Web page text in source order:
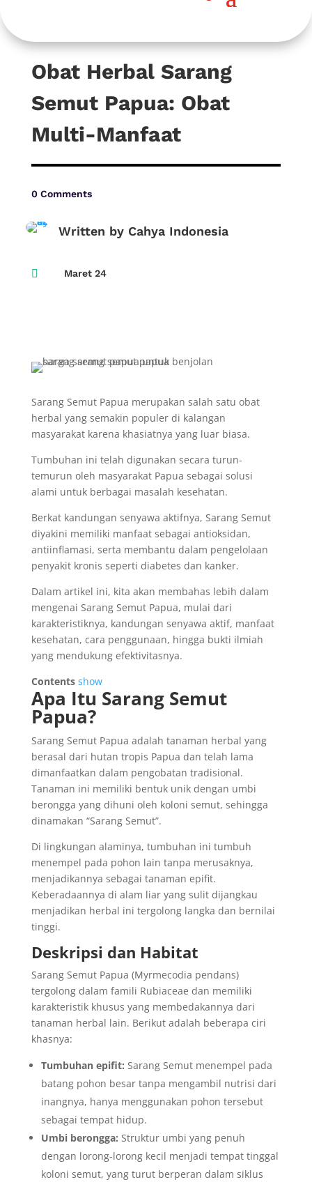
Obat Herbal Sarang
Semut Papua: Obat
Multi-Manfaat
0 Comments
Written by Cahya Indonesia
 Maret 24
Sarang Semut Papua merupakan salah satu obat
herbal yang semakin populer di kalangan
masyarakat karena khasiatnya yang luar biasa.
Tumbuhan ini telah digunakan secara turun-
temurun oleh masyarakat Papua sebagai solusi
alami untuk berbagai masalah kesehatan.
Berkat kandungan senyawa aktifnya, Sarang Semut
diyakini memiliki manfaat sebagai antioksidan,
antiinflamasi, serta membantu dalam pengelolaan
penyakit kronis seperti diabetes dan kanker.
Dalam artikel ini, kita akan membahas lebih dalam
mengenai Sarang Semut Papua, mulai dari
karakteristiknya, kandungan senyawa aktif, manfaat
kesehatan, cara penggunaan, hingga bukti ilmiah
yang mendukung efektivitasnya.
Contents show
Apa Itu Sarang Semut
Papua?
Sarang Semut Papua adalah tanaman herbal yang
berasal dari hutan tropis Papua dan telah lama
dimanfaatkan dalam pengobatan tradisional.
Tanaman ini memiliki bentuk unik dengan umbi
berongga yang dihuni oleh koloni semut, sehingga
dinamakan “Sarang Semut”.
Di lingkungan alaminya, tumbuhan ini tumbuh
menempel pada pohon lain tanpa merusaknya,
menjadikannya sebagai tanaman epifit.
Keberadaannya di alam liar yang sulit dijangkau
menjadikan herbal ini tergolong langka dan bernilai
tinggi.
Deskripsi dan Habitat
Sarang Semut Papua (Myrmecodia pendans)
tergolong dalam famili Rubiaceae dan memiliki
karakteristik khusus yang membedakannya dari
tanaman herbal lain. Berikut adalah beberapa ciri
khasnya:
Tumbuhan epifit: Sarang Semut menempel pada
batang pohon besar tanpa mengambil nutrisi dari
inangnya, hanya menggunakan pohon tersebut
sebagai tempat hidup.
Umbi berongga: Struktur umbi yang penuh
dengan lorong-lorong kecil menjadi tempat tinggal
koloni semut, yang turut berperan dalam siklus